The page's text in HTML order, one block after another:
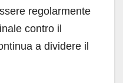
regolarmente
contro il
a dividere il